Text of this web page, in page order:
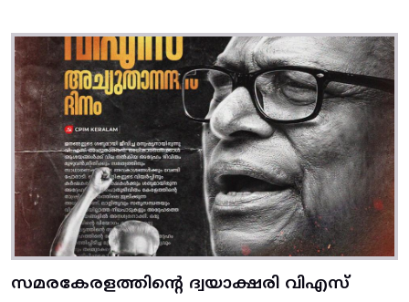
സമരകേരളത്തിൻ്റെ ദ്വയാക്ഷരി വിഎസ്